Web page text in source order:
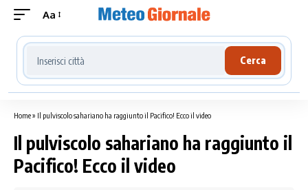
Aa
Cerca località meteo
Cerca
Home» Il pulviscolo sahariano ha raggiunto il Pacifico! Ecco il video
Il pulviscolo sahariano ha raggiunto il
Pacifico! Ecco il video